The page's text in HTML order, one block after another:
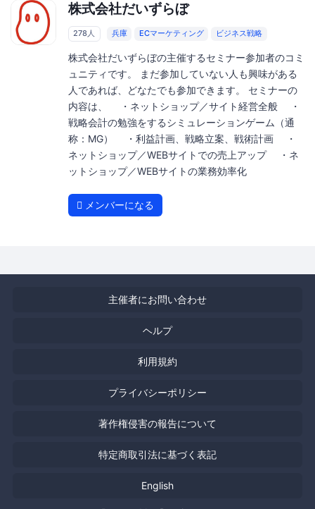
株式会社だいずらぼ
278人 兵庫 ECマーケティング ビジネス戦略
株式会社だいずらぼの主催するセミナー参加者のコミ
ュニティです。 まだ参加していない人も興味がある
人であれば、どなたでも参加できます。 セミナーの
内容は、 ・ネットショップ／サイト経営全般 ・
戦略会計の勉強をするシミュレーションゲーム（通
称：MG） ・利益計画、戦略立案、戦術計画 ・
ネットショップ／WEBサイトでの売上アップ ・ネ
ットショップ／WEBサイトの業務効率化
メンバーになる
主催者にお問い合わせ
ヘルプ
利用規約
プライバシーポリシー
著作権侵害の報告について
特定商取引法に基づく表記
English